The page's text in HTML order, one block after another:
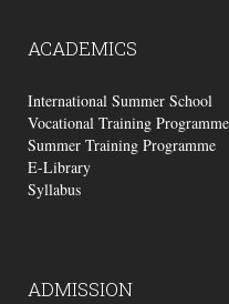
ACADEMICS
International Summer School
Vocational Training Programme
Summer Training Programme
E-Library
Syllabus
ADMISSION